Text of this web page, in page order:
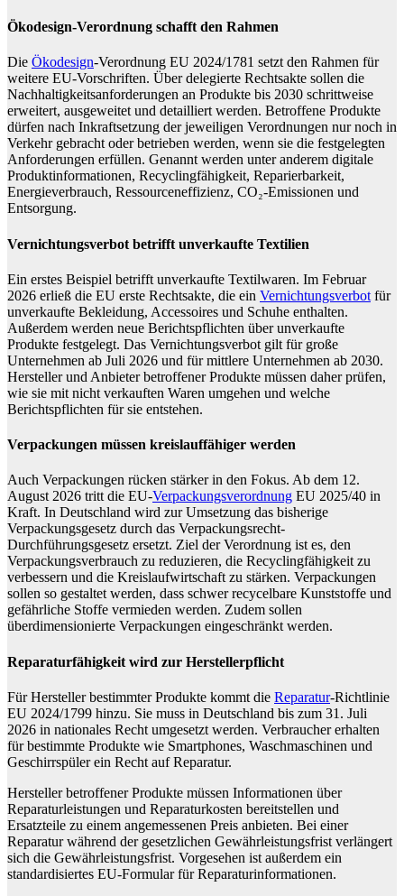
Ökodesign-Verordnung schafft den Rahmen
Die Ökodesign-Verordnung EU 2024/1781 setzt den Rahmen für
weitere EU-Vorschriften. Über delegierte Rechtsakte sollen die
Nachhaltigkeitsanforderungen an Produkte bis 2030 schrittweise
erweitert, ausgeweitet und detailliert werden. Betroffene Produkte
dürfen nach Inkraftsetzung der jeweiligen Verordnungen nur noch in
Verkehr gebracht oder betrieben werden, wenn sie die festgelegten
Anforderungen erfüllen. Genannt werden unter anderem digitale
Produktinformationen, Recyclingfähigkeit, Reparierbarkeit,
Energieverbrauch, Ressourceneffizienz, CO₂-Emissionen und
Entsorgung.
Vernichtungsverbot betrifft unverkaufte Textilien
Ein erstes Beispiel betrifft unverkaufte Textilwaren. Im Februar
2026 erließ die EU erste Rechtsakte, die ein Vernichtungsverbot für
unverkaufte Bekleidung, Accessoires und Schuhe enthalten.
Außerdem werden neue Berichtspflichten über unverkaufte
Produkte festgelegt. Das Vernichtungsverbot gilt für große
Unternehmen ab Juli 2026 und für mittlere Unternehmen ab 2030.
Hersteller und Anbieter betroffener Produkte müssen daher prüfen,
wie sie mit nicht verkauften Waren umgehen und welche
Berichtspflichten für sie entstehen.
Verpackungen müssen kreislauffähiger werden
Auch Verpackungen rücken stärker in den Fokus. Ab dem 12.
August 2026 tritt die EU-Verpackungsverordnung EU 2025/40 in
Kraft. In Deutschland wird zur Umsetzung das bisherige
Verpackungsgesetz durch das Verpackungsrecht-
Durchführungsgesetz ersetzt. Ziel der Verordnung ist es, den
Verpackungsverbrauch zu reduzieren, die Recyclingfähigkeit zu
verbessern und die Kreislaufwirtschaft zu stärken. Verpackungen
sollen so gestaltet werden, dass schwer recycelbare Kunststoffe und
gefährliche Stoffe vermieden werden. Zudem sollen
überdimensionierte Verpackungen eingeschränkt werden.
Reparaturfähigkeit wird zur Herstellerpflicht
Für Hersteller bestimmter Produkte kommt die Reparatur-Richtlinie
EU 2024/1799 hinzu. Sie muss in Deutschland bis zum 31. Juli
2026 in nationales Recht umgesetzt werden. Verbraucher erhalten
für bestimmte Produkte wie Smartphones, Waschmaschinen und
Geschirrspüler ein Recht auf Reparatur.
Hersteller betroffener Produkte müssen Informationen über
Reparaturleistungen und Reparaturkosten bereitstellen und
Ersatzteile zu einem angemessenen Preis anbieten. Bei einer
Reparatur während der gesetzlichen Gewährleistungsfrist verlängert
sich die Gewährleistungsfrist. Vorgesehen ist außerdem ein
standardisiertes EU-Formular für Reparaturinformationen.